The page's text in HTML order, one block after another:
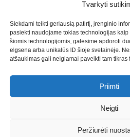
Tvarkyti
Siekdami teikti geriausią patirtį, įrenginio
pasiekti naudojame tokias technologijas
šiomis technologijomis, galėsime apdoroti
elgsena arba unikalūs ID šioje svetainėje.
atšaukimas gali neigiamai paveikti tam tikras
Priimti
Neigti
Peržiūrėti
PASLAUGOS. SEO tekstų
straipsnių rašymas ir talpinimas į
svetaines.2026Armijai.LTTheme:
Themes.
Marketingo agentūra -
-
Regionų